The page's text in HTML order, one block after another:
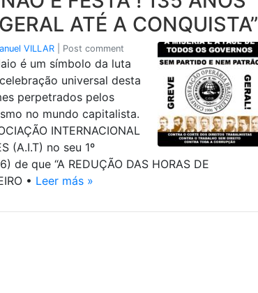
ATÉ A CONQUISTA”
VILLAR Post comment
é um símbolo da luta
universal desta
perpetrados pelos
no mundo capitalista.
INTERNACIONAL
(A.I.T) no seu 1º
de que “A REDUÇÃO DAS HORAS DE
• Leer más »